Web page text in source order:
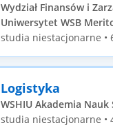
Wydział Finansów i
Uniwersytet WSB
studia niestacjonarne •
Logistyka
WSHIU Akademia
studia niestacjonarne •